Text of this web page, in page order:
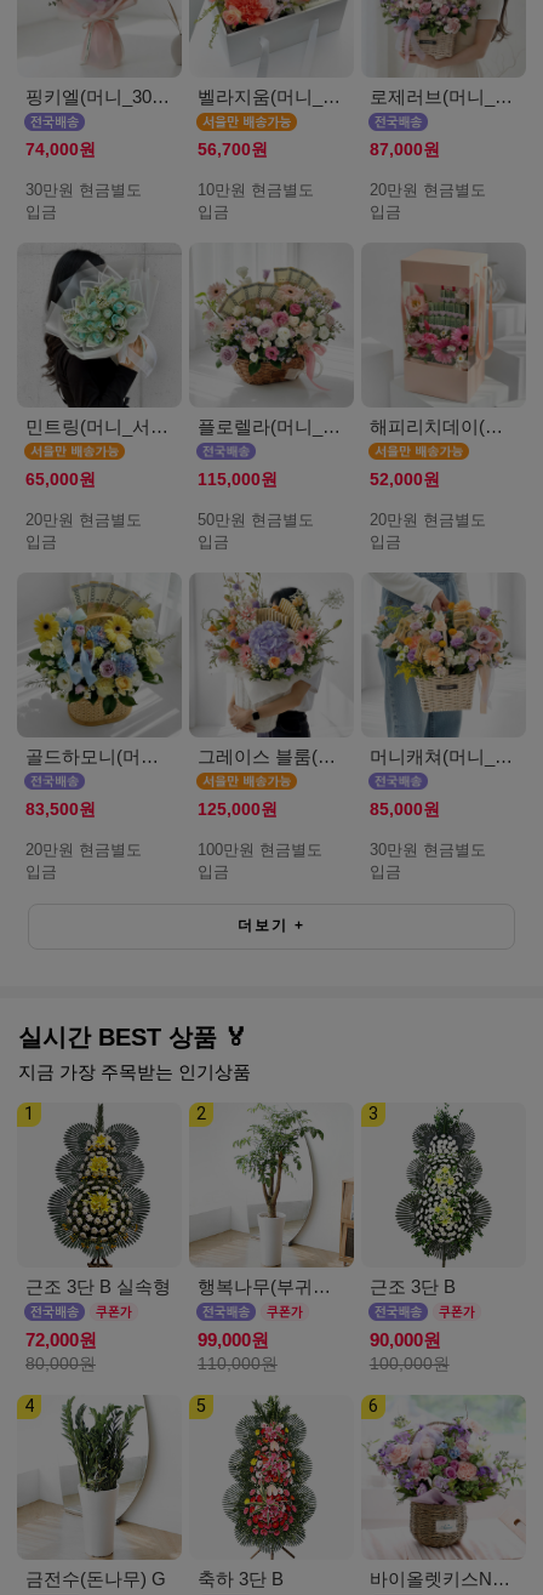
핑키엘(머니_30만원)
74,000원
30만원 현금별도
입금
벨라지움(머니_서울_10만원)
56,700원
10만원 현금별도
입금
로제러브(머니_20만원)
87,000원
20만원 현금별도
입금
민트링(머니_서울_20만원)
65,000원
20만원 현금별도
입금
플로렐라(머니_50만원)
115,000원
50만원 현금별도
입금
해피리치데이(머니_서울_20만원)
52,000원
20만원 현금별도
입금
골드하모니(머니_20만원)
83,500원
20만원 현금별도
입금
그레이스 블룸(머니_서울_100만원)
125,000원
100만원 현금별도
입금
머니캐쳐(머니_30만원)
85,000원
30만원 현금별도
입금
더보기 +
실시간 BEST 상품 🏅
지금 가장 주목받는 인기상품
근조 3단 B 실속형
72,000원
80,000원
1
행복나무(부귀수) D
99,000원
110,000원
2
근조 3단 B
90,000원
100,000원
3
금전수(돈나무) G
4
축하 3단 B
5
바이올렛키스NEW
6